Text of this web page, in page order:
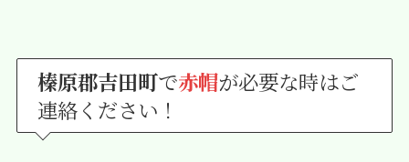
榛原郡吉田町で赤帽が必要な時はご
連絡ください！